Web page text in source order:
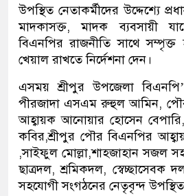
উপস্থিত নেতাকর্মীদের উদ্দেশ্যে
মাদকাসক্ত, মাদক ব্যবসায়ী
বিএনপির রাজনীতি সাথে সম্পৃক্ত
খেয়াল রাখতে নির্দেশনা দেন।
এসময় শ্রীপুর উপজেলা
পীরজাদা এসএম রুহুল আমিন, পৌর
আহ্বায়ক আনোয়ার হোসেন
কবির,শ্রীপুর পৌর বিএনপির
,সাইফুল মোল্লা,শাহজাহান সজল
ছাত্রদল, শ্রমিকদল,
সহযোগী সংগঠনের নেতৃবৃন্দ